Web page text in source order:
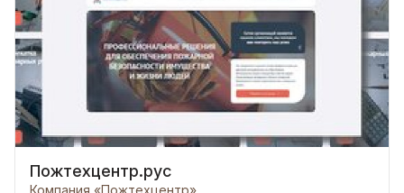
Пожтехцентр.рус
Компания «Пожтехцентр»